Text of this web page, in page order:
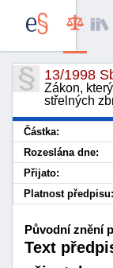
13/1998
Zákon,
střelných
Částka:
Rozeslána dne:
Přijato:
Platnost předpisu:
Původní znění
Text